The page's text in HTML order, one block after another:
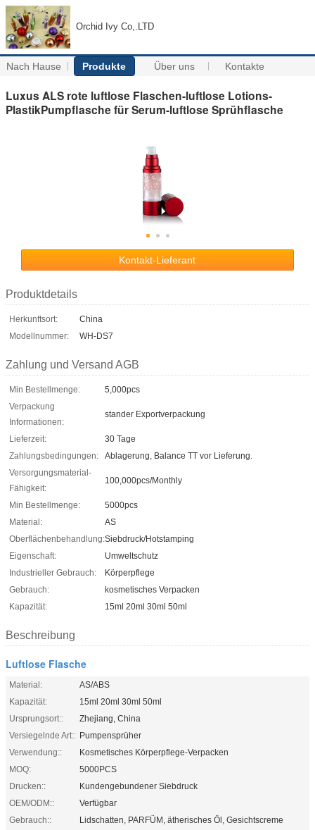
Orchid Ivy Co,.LTD
Nach Hause Produkte Über uns Kontakte
Luxus ALS rote luftlose Flaschen-luftlose Lotions-
PlastikPumpflasche für Serum-luftlose Sprühflasche
Kontakt-Lieferant
Produktdetails
Herkunftsort:
China
Modellnummer:
WH-DS7
Zahlung und Versand AGB
Min Bestellmenge:
5,000pcs
Verpackung
Informationen:
stander Exportverpackung
Lieferzeit:
30 Tage
Zahlungsbedingungen:
Ablagerung, Balance TT vor Lieferung.
Versorgungsmaterial-
Fähigkeit:
100,000pcs/Monthly
Min Bestellmenge:
5000pcs
Material:
AS
Oberflächenbehandlung:Siebdruck/Hotstamping
Eigenschaft:
Umweltschutz
Industrieller Gebrauch:
Körperpflege
Gebrauch:
kosmetisches Verpacken
Kapazität:
15ml 20ml 30ml 50ml
Beschreibung
Luftlose Flasche
Material:
AS/ABS
Kapazität:
15ml 20ml 30ml 50ml
Ursprungsort::
Zhejiang, China
Versiegelnde Art:: Pumpensprüher
Verwendung::
Kosmetisches Körperpflege-Verpacken
MOQ:
5000PCS
Drucken::
Kundengebundener Siebdruck
OEM/ODM::
Verfügbar
Gebrauch::
Lidschatten, PARFÜM, ätherisches Öl, Gesichtscreme